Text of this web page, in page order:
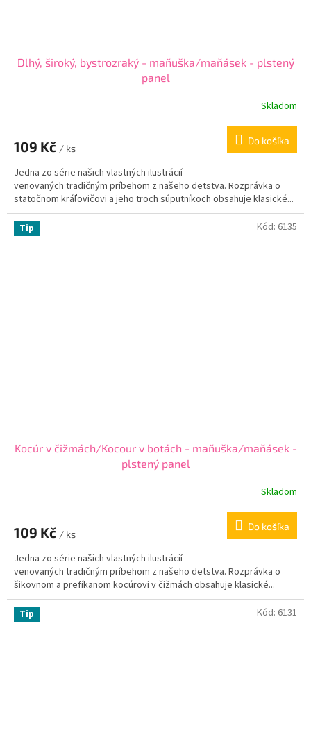
Dlhý, široký, bystrozraký - maňuška/maňásek - plstený
panel
Skladom
109 Kč / ks
Do košíka
Jedna zo série našich vlastných ilustrácií
venovaných tradičným príbehom z našeho detstva. Rozprávka o
statočnom kráľovičovi a jeho troch súputníkoch obsahuje klasické...
Tip
Kocúr v čižmách/Kocour v botách - maňuška/maňásek -
plstený panel
Skladom
109 Kč / ks
Do košíka
Jedna zo série našich vlastných ilustrácií
venovaných tradičným príbehom z našeho detstva. Rozprávka o
šikovnom a prefíkanom kocúrovi v čižmách obsahuje klasické...
Kód: 6135
Tip Kód: 6131